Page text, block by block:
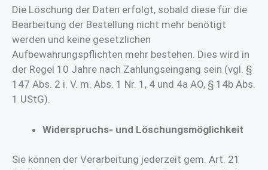
Die Löschung der Daten erfolgt, sobald diese für die
Bearbeitung der Bestellung nicht mehr benötigt
werden und keine gesetzlichen
Aufbewahrungspflichten mehr bestehen. Dies wird in
der Regel 10 Jahre nach Zahlungseingang sein (vgl. §
147 Abs. 2 i. V. m. Abs. 1 Nr. 1, 4 und 4a AO, § 14b Abs.
1 UStG).
Widerspruchs- und Löschungsmöglichkeit
Sie können der Verarbeitung jederzeit gem. Art. 21